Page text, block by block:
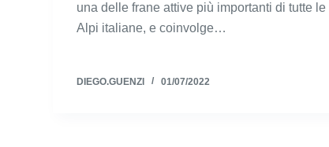
una delle frane attive più importanti di tutte le
Alpi italiane, e coinvolge…
DIEGO.GUENZI 01/07/2022